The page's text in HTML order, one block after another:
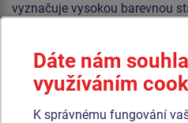
vyznačuje vysokou barevnou
materiál je pozinkovaný nebo
Dáte nám
využíváním
K správnému fungování